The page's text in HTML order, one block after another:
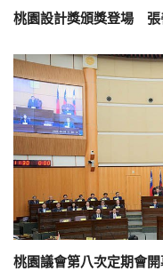
桃園設計獎頒獎登場 張
桃園議會第八次定期會